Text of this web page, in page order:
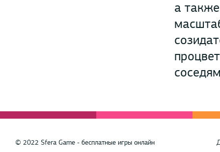
а
© 2022 Sfera Game - бесплатные игры онлайн